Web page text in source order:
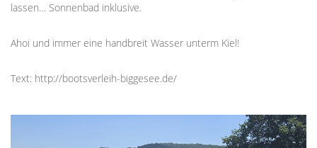
lassen… Sonnenbad inklusive.
Ahoi und immer eine handbreit Wasser unterm Kiel!
Text: http://bootsverleih-biggesee.de/